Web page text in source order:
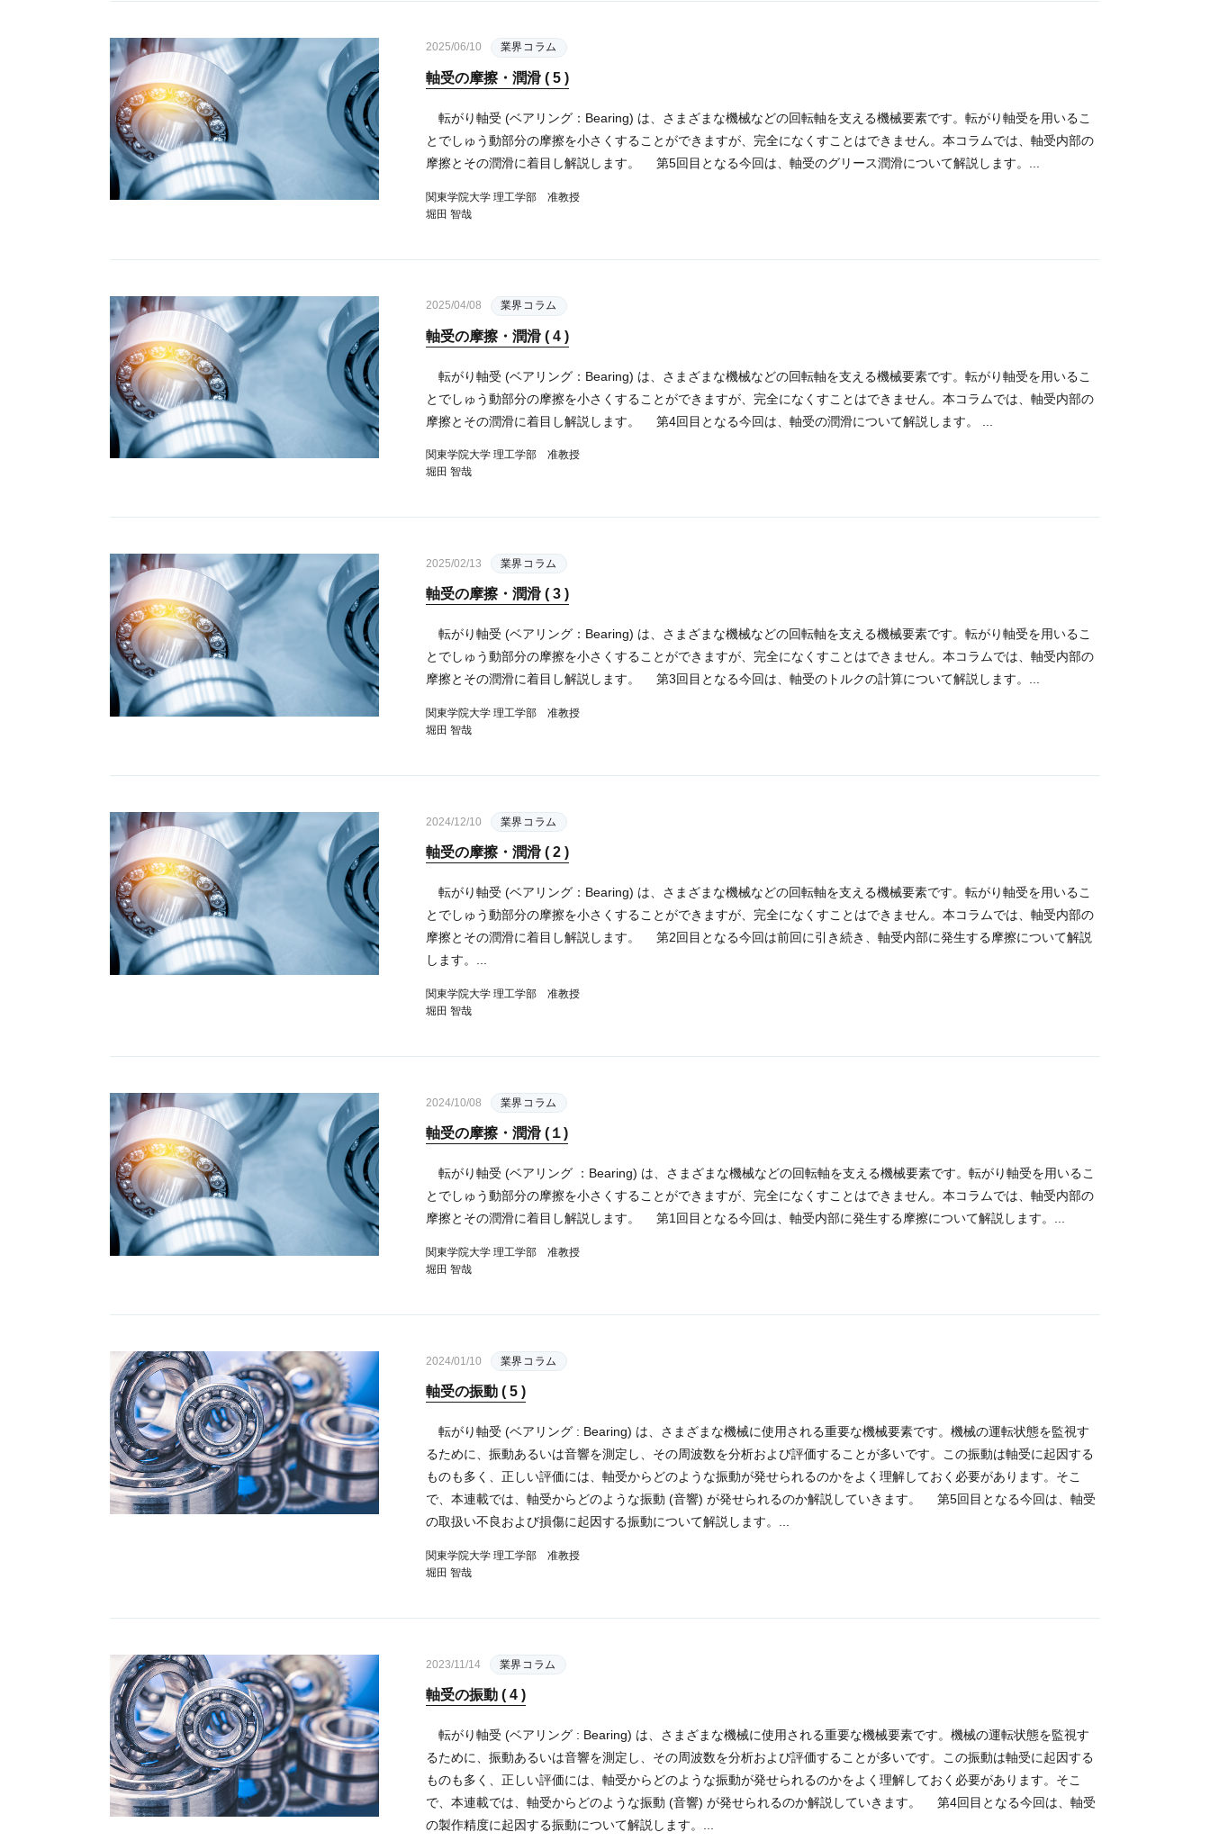
2025/06/10 業界コラム
軸受の摩擦・潤滑 ( 5 )
転がり軸受 (ベアリング：Bearing) は、さまざまな機械などの回転軸を支える機械要素です。転がり軸受を用いるこ
とでしゅう動部分の摩擦を小さくすることができますが、完全になくすことはできません。本コラムでは、軸受内部の
摩擦とその潤滑に着目し解説します。 第5回目となる今回は、軸受のグリース潤滑について解説します。...
関東学院大学 理工学部 准教授
堀田 智哉
2025/04/08 業界コラム
軸受の摩擦・潤滑 ( 4 )
転がり軸受 (ベアリング：Bearing) は、さまざまな機械などの回転軸を支える機械要素です。転がり軸受を用いるこ
とでしゅう動部分の摩擦を小さくすることができますが、完全になくすことはできません。本コラムでは、軸受内部の
摩擦とその潤滑に着目し解説します。 第4回目となる今回は、軸受の潤滑について解説します。 ...
関東学院大学 理工学部 准教授
堀田 智哉
2025/02/13 業界コラム
軸受の摩擦・潤滑 ( 3 )
転がり軸受 (ベアリング：Bearing) は、さまざまな機械などの回転軸を支える機械要素です。転がり軸受を用いるこ
とでしゅう動部分の摩擦を小さくすることができますが、完全になくすことはできません。本コラムでは、軸受内部の
摩擦とその潤滑に着目し解説します。 第3回目となる今回は、軸受のトルクの計算について解説します。...
関東学院大学 理工学部 准教授
堀田 智哉
2024/12/10 業界コラム
軸受の摩擦・潤滑 ( 2 )
転がり軸受 (ベアリング：Bearing) は、さまざまな機械などの回転軸を支える機械要素です。転がり軸受を用いるこ
とでしゅう動部分の摩擦を小さくすることができますが、完全になくすことはできません。本コラムでは、軸受内部の
摩擦とその潤滑に着目し解説します。 第2回目となる今回は前回に引き続き、軸受内部に発生する摩擦について解説
します。...
関東学院大学 理工学部 准教授
堀田 智哉
2024/10/08 業界コラム
軸受の摩擦・潤滑 (１)
転がり軸受 (ベアリング ：Bearing) は、さまざまな機械などの回転軸を支える機械要素です。転がり軸受を用いるこ
とでしゅう動部分の摩擦を小さくすることができますが、完全になくすことはできません。本コラムでは、軸受内部の
摩擦とその潤滑に着目し解説します。 第1回目となる今回は、軸受内部に発生する摩擦について解説します。...
関東学院大学 理工学部 准教授
堀田 智哉
2024/01/10 業界コラム
軸受の振動 ( 5 )
転がり軸受 (ベアリング : Bearing) は、さまざまな機械に使用される重要な機械要素です。機械の運転状態を監視す
るために、振動あるいは音響を測定し、その周波数を分析および評価することが多いです。この振動は軸受に起因する
ものも多く、正しい評価には、軸受からどのような振動が発せられるのかをよく理解しておく必要があります。そこ
で、本連載では、軸受からどのような振動 (音響) が発せられるのか解説していきます。 第5回目となる今回は、軸受
の取扱い不良および損傷に起因する振動について解説します。...
関東学院大学 理工学部 准教授
堀田 智哉
2023/11/14 業界コラム
軸受の振動 ( 4 )
転がり軸受 (ベアリング : Bearing) は、さまざまな機械に使用される重要な機械要素です。機械の運転状態を監視す
るために、振動あるいは音響を測定し、その周波数を分析および評価することが多いです。この振動は軸受に起因する
ものも多く、正しい評価には、軸受からどのような振動が発せられるのかをよく理解しておく必要があります。そこ
で、本連載では、軸受からどのような振動 (音響) が発せられるのか解説していきます。 第4回目となる今回は、軸受
の製作精度に起因する振動について解説します。...